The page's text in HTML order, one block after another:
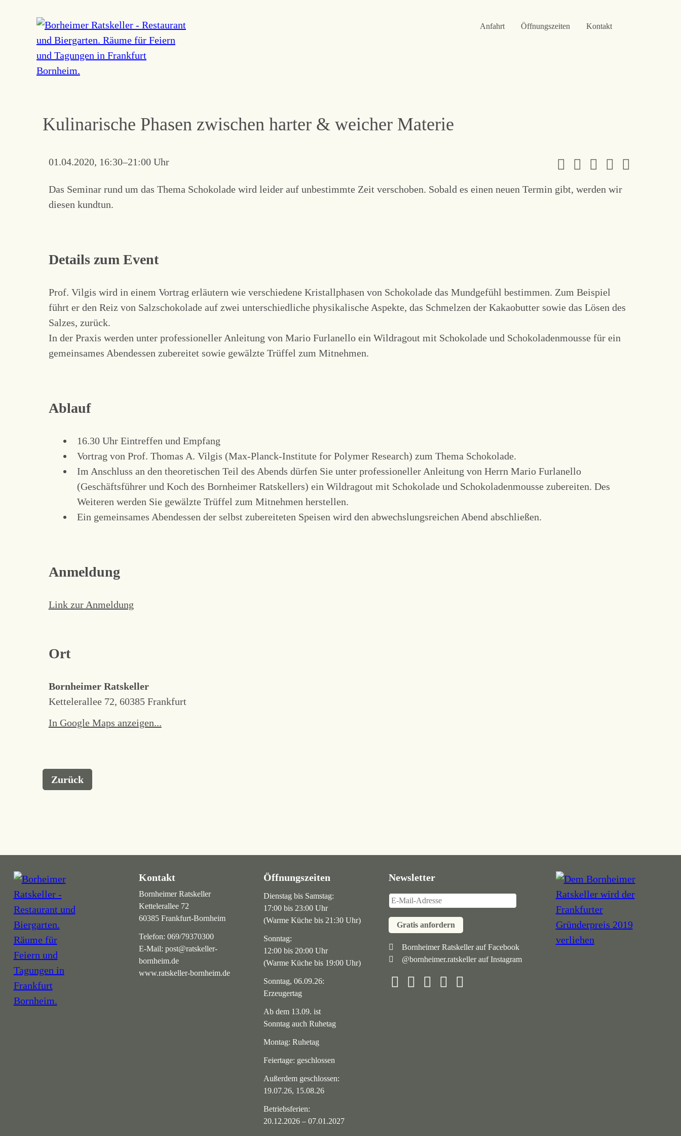
Navigation
überspringen
Kontakt
Öffnungszeiten
Anfahrt
Kulinarische Phasen zwischen harter & weicher Materie
01.04.2020, 16:30–21:00 Uhr
Das Seminar rund um das Thema Schokolade wird leider auf unbestimmte Zeit verschoben. Sobald es einen neuen Termin gibt, werden wir
diesen kundtun.
Details zum Event
Prof. Vilgis wird in einem Vortrag erläutern wie verschiedene Kristallphasen von Schokolade das Mundgefühl bestimmen. Zum Beispiel
führt er den Reiz von Salzschokolade auf zwei unterschiedliche physikalische Aspekte, das Schmelzen der Kakaobutter sowie das Lösen des
Salzes, zurück.
In der Praxis werden unter professioneller Anleitung von Mario Furlanello ein Wildragout mit Schokolade und Schokoladenmousse für ein
gemeinsames Abendessen zubereitet sowie gewälzte Trüffel zum Mitnehmen.
Ablauf
16.30 Uhr Eintreffen und Empfang
Vortrag von Prof. Thomas A. Vilgis (Max-Planck-Institute for Polymer Research) zum Thema Schokolade.
Im Anschluss an den theoretischen Teil des Abends dürfen Sie unter professioneller Anleitung von Herrn Mario Furlanello
(Geschäftsführer und Koch des Bornheimer Ratskellers) ein Wildragout mit Schokolade und Schokoladenmousse zubereiten. Des
Weiteren werden Sie gewälzte Trüffel zum Mitnehmen herstellen.
Ein gemeinsames Abendessen der selbst zubereiteten Speisen wird den abwechslungsreichen Abend abschließen.
Anmeldung
Link zur Anmeldung
Ort
Bornheimer Ratskeller
Kettelerallee 72, 60385 Frankfurt
In Google Maps anzeigen...
Zurück
Kontakt
Bornheimer Ratskeller
Kettelerallee 72
60385 Frankfurt-Bornheim
Telefon: 069/79370300
E-Mail: post@ratskeller-
bornheim.de
www.ratskeller-bornheim.de
Öffnungszeiten
Dienstag bis Samstag:
17:00 bis 23:00 Uhr
(Warme Küche bis 21:30 Uhr)
Sonntag:
12:00 bis 20:00 Uhr
(Warme Küche bis 19:00 Uhr)
Sonntag, 06.09.26:
Erzeugertag
Ab dem 13.09. ist
Sonntag auch Ruhetag
Montag: Ruhetag
Feiertage: geschlossen
Außerdem geschlossen:
19.07.26, 15.08.26
Betriebsferien:
20.12.2026 – 07.01.2027
Newsletter
Gratis anfordern
Navigation
überspringen
Bornheimer Ratskeller auf Facebook
@bornheimer.ratskeller auf Instagram